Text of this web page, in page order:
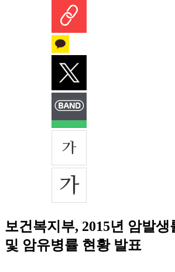
보건복지부, 2015년 암발
및 암유병률 현황 발표